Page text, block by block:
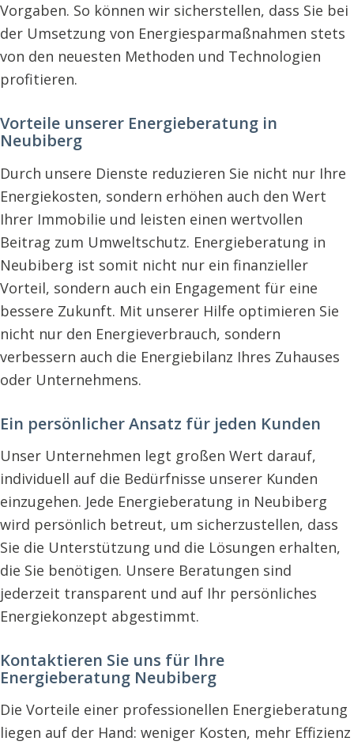
Vorgaben. So können wir sicherstellen, dass Sie bei
der Umsetzung von Energiesparmaßnahmen stets
von den neuesten Methoden und Technologien
profitieren.
Vorteile unserer Energieberatung in
Neubiberg
Durch unsere Dienste reduzieren Sie nicht nur Ihre
Energiekosten, sondern erhöhen auch den Wert
Ihrer Immobilie und leisten einen wertvollen
Beitrag zum Umweltschutz. Energieberatung in
Neubiberg ist somit nicht nur ein finanzieller
Vorteil, sondern auch ein Engagement für eine
bessere Zukunft. Mit unserer Hilfe optimieren Sie
nicht nur den Energieverbrauch, sondern
verbessern auch die Energiebilanz Ihres Zuhauses
oder Unternehmens.
Ein persönlicher Ansatz für jeden Kunden
Unser Unternehmen legt großen Wert darauf,
individuell auf die Bedürfnisse unserer Kunden
einzugehen. Jede Energieberatung in Neubiberg
wird persönlich betreut, um sicherzustellen, dass
Sie die Unterstützung und die Lösungen erhalten,
die Sie benötigen. Unsere Beratungen sind
jederzeit transparent und auf Ihr persönliches
Energiekonzept abgestimmt.
Kontaktieren Sie uns für Ihre
Energieberatung Neubiberg
Die Vorteile einer professionellen Energieberatung
liegen auf der Hand: weniger Kosten, mehr Effizienz